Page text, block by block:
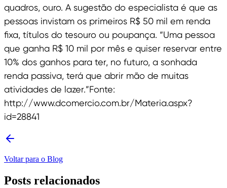
quadros, ouro. A sugestão do especialista é que as
pessoas invistam os primeiros R$ 50 mil em renda
fixa, títulos do tesouro ou poupança. “Uma pessoa
que ganha R$ 10 mil por mês e quiser reservar entre
10% dos ganhos para ter, no futuro, a sonhada
renda passiva, terá que abrir mão de muitas
atividades de lazer.”Fonte:
http://www.dcomercio.com.br/Materia.aspx?
id=28841
Voltar para o Blog
Posts relacionados